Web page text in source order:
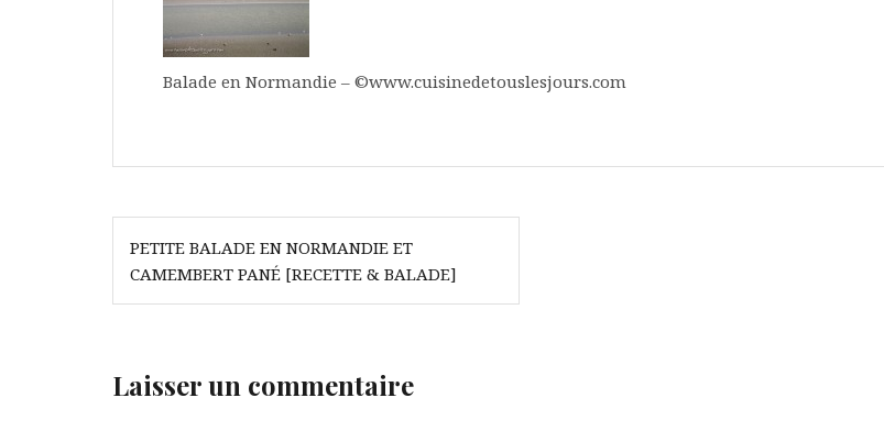
Balade en Normandie – ©www.cuisinedetouslesjours.com
Navigation
de
l’article
PETITE BALADE EN NORMANDIE ET
CAMEMBERT PANÉ [RECETTE & BALADE]
Laisser un commentaire